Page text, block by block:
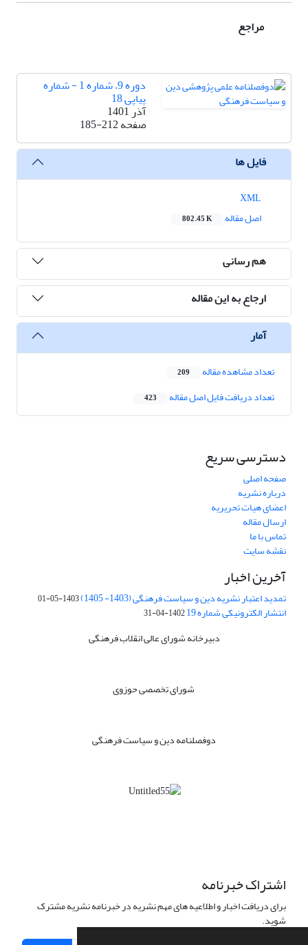
مراجع
دوره 9، شماره 1 - شماره
پیاپی 18
آذر 1401
صفحه185-212
فایل ها
اصل مقاله
802.45 K
هم رسانی
ارجاع به این مقاله
آمار
تعداد مشاهده مقاله 209
تعداد دریافت فایل اصل مقاله 423
دسترسی سریع
صفحه اصلی
درباره نشریه
اعضای هیات تحریریه
ارسال مقاله
تماس با ما
نقشه سایت
آخرین اخبار
تمدید اعتبار نشریه دین و سیاست فرهنگی (1403- 1405) 1403-05-01
انتشار الکترونیکی شماره 19 1402-04-31
دبیرخانه شورای عالی انقلاب فرهنگی
شورای تخصصی حوزوی
دوفصلنامه دین و سیاست فرهنگی
اشتراک خبرنامه
برای دریافت اخبار و اطلاعیه های مهم نشریه در خبرنامه نشریه مشترک
شوید.